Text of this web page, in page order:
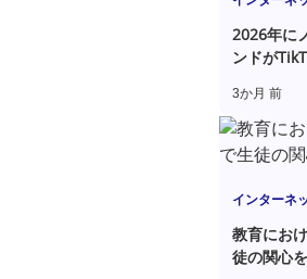
2026年に
ンドが
3か月 前
インターネ
教育にお
徒の関心